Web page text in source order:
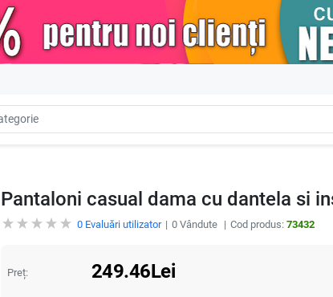
Pantaloni casual dama cu dantela si
0Evaluări utilizator 0Vândute Cod produs: 73432
Preț: 249.46Lei